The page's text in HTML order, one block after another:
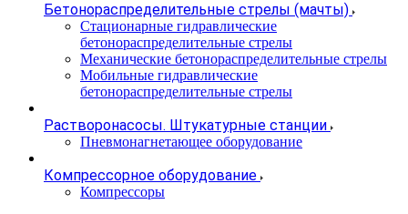
Бетонораспределительные стрелы (мачты)
Стационарные гидравлические
бетонораспределительные стрелы
Механические бетонораспределительные стрелы
Мобильные гидравлические
бетонораспределительные стрелы
Растворонасосы. Штукатурные станции
Пневмонагнетающее оборудование
Компрессорное оборудование
Компрессоры